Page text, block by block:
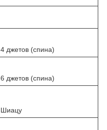
4 джетов (спина)
6 джетов (спина)
Шиацу